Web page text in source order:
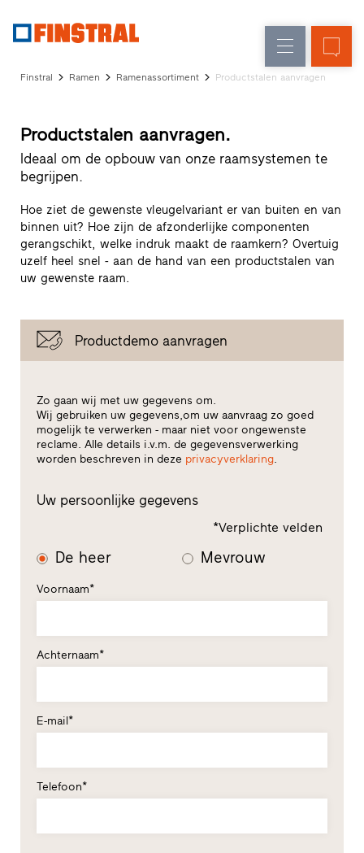
Glasgevels
Studio
zoeken
Snelle
Finstral Ramen Ramenassortiment Productstalen aanvragen
Productstalen aanvragen.
Ideaal om de opbouw van onze raamsystemen te
begrijpen.
Hoe ziet de gewenste vleugelvariant er van buiten en van
binnen uit? Hoe zijn de afzonderlijke componenten
gerangschikt, welke indruk maakt de raamkern? Overtuig
uzelf heel snel - aan de hand van een productstalen van
uw gewenste raam.
Productdemo aanvragen
Zo gaan wij met uw gegevens om.
Wij gebruiken uw gegevens,om uw aanvraag zo goed
mogelijk te verwerken - maar niet voor ongewenste
reclame. Alle details i.v.m. de gegevensverwerking
worden beschreven in deze privacyverklaring.
Uw persoonlijke gegevens
*Verplichte velden
De heer Mevrouw
Voornaam*
Achternaam*
E-mail*
Telefoon*